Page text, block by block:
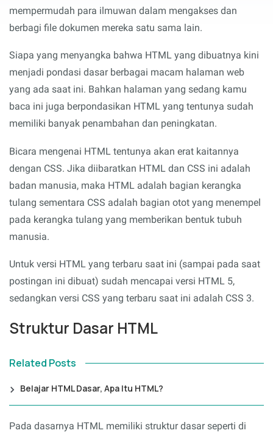
mempermudah para ilmuwan dalam mengakses dan
berbagi file dokumen mereka satu sama lain.
Siapa yang menyangka bahwa HTML yang dibuatnya kini
menjadi pondasi dasar berbagai macam halaman web
yang ada saat ini. Bahkan halaman yang sedang kamu
baca ini juga berpondasikan HTML yang tentunya sudah
memiliki banyak penambahan dan peningkatan.
Bicara mengenai HTML tentunya akan erat kaitannya
dengan CSS. Jika diibaratkan HTML dan CSS ini adalah
badan manusia, maka HTML adalah bagian kerangka
tulang sementara CSS adalah bagian otot yang menempel
pada kerangka tulang yang memberikan bentuk tubuh
manusia.
Untuk versi HTML yang terbaru saat ini (sampai pada saat
postingan ini dibuat) sudah mencapai versi HTML 5,
sedangkan versi CSS yang terbaru saat ini adalah CSS 3.
Struktur Dasar HTML
Related Posts
Belajar HTML Dasar, Apa Itu HTML?
Pada dasarnya HTML memiliki struktur dasar seperti di